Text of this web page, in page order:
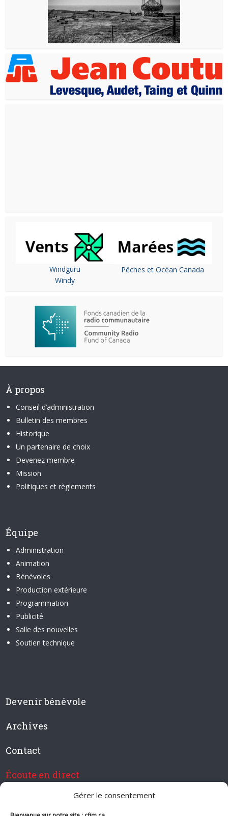
Gérer le consentement
Windguru
Windy
Pêches et Océan Canada
À propos
Conseil d’administration
Bulletin des membres
Historique
Un partenaire de choix
Devenez membre
Mission
Politiques et règlements
Équipe
Administration
Animation
Bénévoles
Production extérieure
Programmation
Publicité
Salle des nouvelles
Soutien technique
Devenir bénévole
Archives
Contact
Écoute en direct